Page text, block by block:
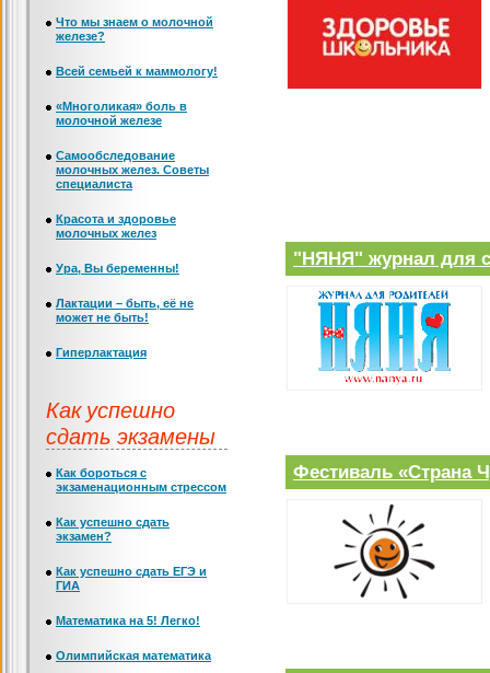
"НЯНЯ" журнал для
Фестиваль «Страна
Что мы знаем о молочной
железе?
Всей семьей к маммологу!
«Многоликая» боль в
молочной железе
Самообследование
молочных желез. Советы
специалиста
Красота и здоровье
молочных желез
Ура, Вы беременны!
Лактации – быть, её не
может не быть!
Гиперлактация
Как успешно
сдать экзамены
Как бороться с
экзаменационным стрессом
Как успешно сдать
экзамен?
Как успешно сдать ЕГЭ и
ГИА
Математика на 5! Легко!
Олимпийская математика